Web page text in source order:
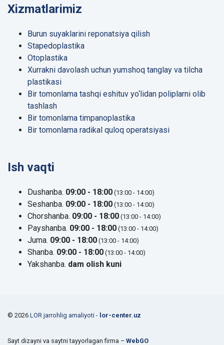
Xizmatlarimiz
Burun suyaklarini reponatsiya qilish
Stapedoplastika
Otoplastika
Xurrakni davolash uchun yumshoq tanglay va tilcha
plastikasi
Bir tomonlama tashqi eshituv yo‘lidan poliplarni olib
tashlash
Bir tomonlama timpanoplastika
Bir tomonlama radikal quloq operatsiyasi
Ish vaqti
Dushanba. 09:00 - 18:00 (13:00 - 14:00)
Seshanba. 09:00 - 18:00 (13:00 - 14:00)
Chorshanba. 09:00 - 18:00 (13:00 - 14:00)
Payshanba. 09:00 - 18:00 (13:00 - 14:00)
Juma. 09:00 - 18:00 (13:00 - 14:00)
Shanba. 09:00 - 18:00 (13:00 - 14:00)
Yakshanba. dam olish kuni
© 2026 LOR jarrohlig amaliyoti - lor-center.uz
Sayt dizayni va saytni tayyorlagan firma – WebGO